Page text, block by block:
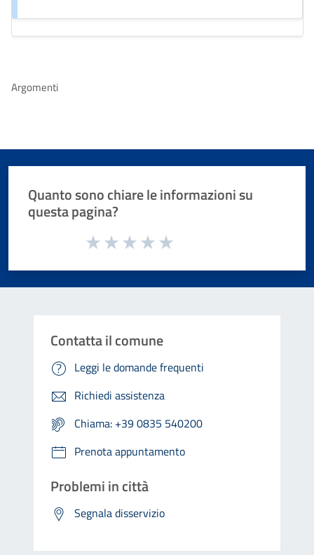
Argomenti
Quanto sono chiare le informazioni su
questa pagina?
Valuta da 1 a 5 stelle la pagina
Contatta il comune
Leggi le domande frequenti
Richiedi assistenza
Chiama: +39 0835 540200
Prenota appuntamento
Problemi in città
Segnala disservizio